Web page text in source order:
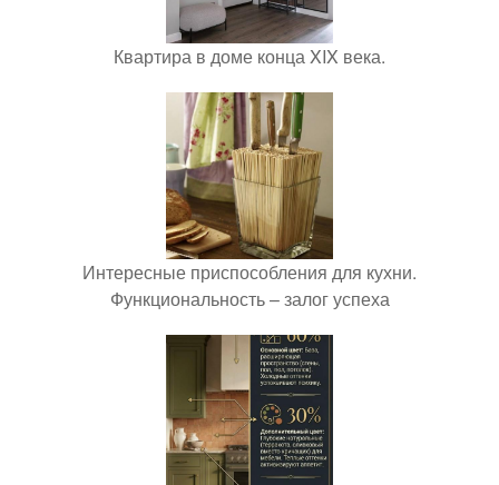
Квартира в доме конца XIX века.
Интересные приспособления для кухни.
Функциональность – залог успеха